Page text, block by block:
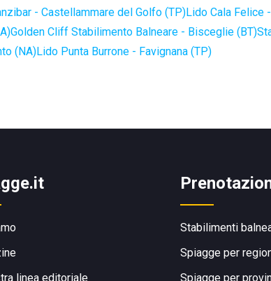
- Castellammare del Golfo (TP)Lido Cala Felice
Golden Cliff Stabilimento Balneare - Bisceglie (BT)
(NA)Lido Punta Burrone - Favignana (TP)
linea editoriale
Stabilimenti
Spiagge per
Spiagge per